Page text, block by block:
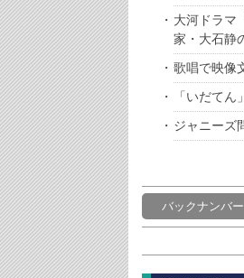
大河ドラマ
家・大石静
歌唱で映像
「いだて
ジャニーズ
バックナンバー